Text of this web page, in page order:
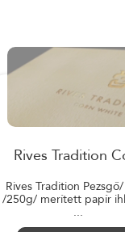
Rives Tradition
Rives Tradition
/250g/ merített papír
...